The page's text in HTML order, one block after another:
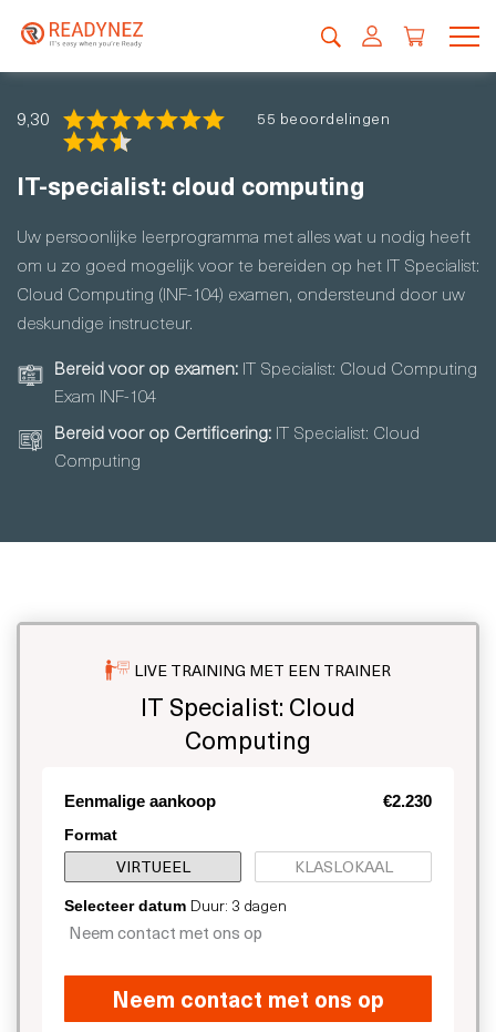
9,30 55 beoordelingen
IT-specialist: cloud computing
Uw persoonlijke leerprogramma met alles wat u nodig heeft
om u zo goed mogelijk voor te bereiden op het IT Specialist:
Cloud Computing (INF-104) examen, ondersteund door uw
deskundige instructeur.
Bereid voor op examen: IT Specialist: Cloud Computing
Exam INF-104
Bereid voor op Certificering: IT Specialist: Cloud
Computing
LIVE TRAINING MET EEN TRAINER
IT Specialist: Cloud
Computing
Eenmalige aankoop €2.230
Format
VIRTUEEL KLASLOKAAL
Selecteer datum Duur: 3 dagen
Neem contact met ons op
Neem contact met ons op